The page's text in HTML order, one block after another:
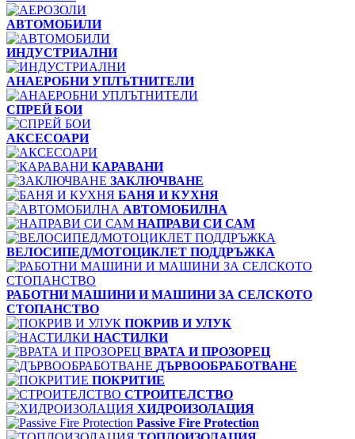
АВТОМОБИЛИ
ИНДУСТРИАЛНИ
АНАЕРОБНИ УПЛЪТНИТЕЛИ
СПРЕЙ БОИ
АКСЕСОАРИ
КАРАВАНИ
ЗАКЛЮЧВАНЕ
БАНЯ И КУХНЯ
АВТОМОБИЛНА
НАПРАВИ СИ САМ
ВЕЛОСИПЕД/МОТОЦИКЛЕТ ПОДДРЪЖКА
РАБОТНИ МАШИНИ И МАШИНИ ЗА СЕЛСКОТО
СТОПАНСТВО
ПОКРИВ И УЛУК
НАСТИЛКИ
ВРАТА И ПРОЗОРЕЦ
ДЪРВООБРАБОТВАНЕ
ПОКРИТИЕ
СТРОИТЕЛСТВО
ХИДРОИЗОЛАЦИЯ
Passive Fire Protection